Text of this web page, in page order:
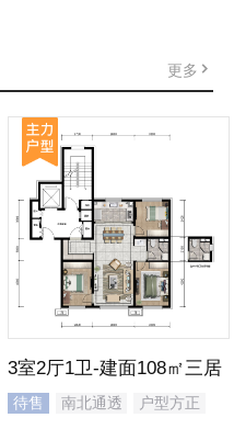
更多
3室2厅1卫-建面108㎡三居
待售 南北通透
户型方正